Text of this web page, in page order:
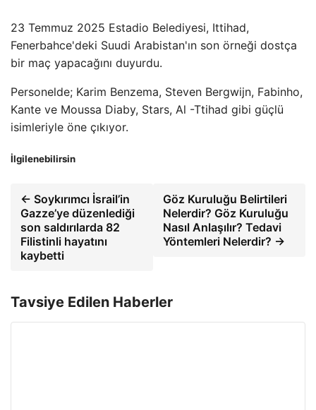
23 Temmuz 2025 Estadio Belediyesi, Ittihad,
Fenerbahce'deki Suudi Arabistan'ın son örneği dostça
bir maç yapacağını duyurdu.
Personelde; Karim Benzema, Steven Bergwijn, Fabinho,
Kante ve Moussa Diaby, Stars, Al -Ttihad gibi güçlü
isimleriyle öne çıkıyor.
İlgilenebilirsin
← Soykırımcı İsrail’in
Gazze’ye düzenlediği
son saldırılarda 82
Filistinli hayatını
kaybetti
Göz Kuruluğu Belirtileri
Nelerdir? Göz Kuruluğu
Nasıl Anlaşılır? Tedavi
Yöntemleri Nelerdir? →
Tavsiye Edilen Haberler